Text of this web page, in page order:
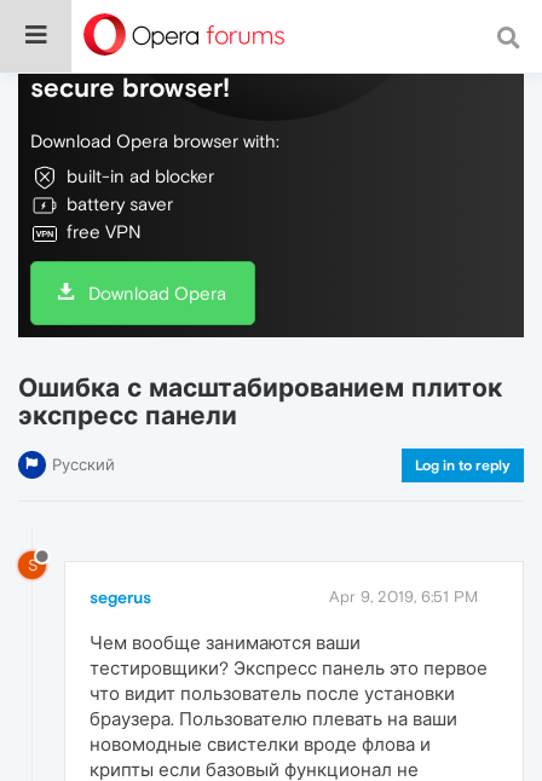
Do more on the web, with a fast and
secure browser!
Download Opera browser with:
built-in ad blocker
battery saver
free VPN
Download Opera
Ошибка с масштабированием плиток
экспресс панели
Русский Log in to reply
S
segerus Apr 9, 2019, 6:51 PM
Чем вообще занимаются ваши
тестировщики? Экспресс панель это первое
что видит пользователь после установки
браузера. Пользователю плевать на ваши
новомодные свистелки вроде флова и
крипты если базовый функционал не